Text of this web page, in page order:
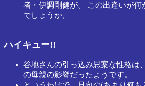
者・伊調剛健が。 この出逢いが何
でしょうか。
ハイキュー!!
谷地さんの引っ込み思案な性格は
の母親の影響だったようです。